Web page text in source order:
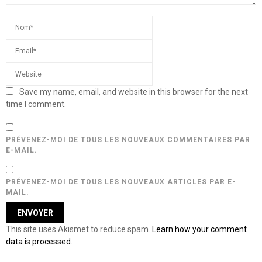
Save my name, email, and website in this browser for the next
time I comment.
PRÉVENEZ-MOI DE TOUS LES NOUVEAUX COMMENTAIRES PAR
E-MAIL.
PRÉVENEZ-MOI DE TOUS LES NOUVEAUX ARTICLES PAR E-
MAIL.
This site uses Akismet to reduce spam. Learn how your comment
data is processed.